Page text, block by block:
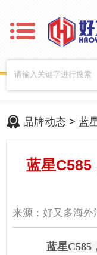
品牌动态 >蓝
蓝星C585
来源：好又多海外
蓝星C585